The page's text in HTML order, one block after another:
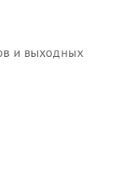
и выходных